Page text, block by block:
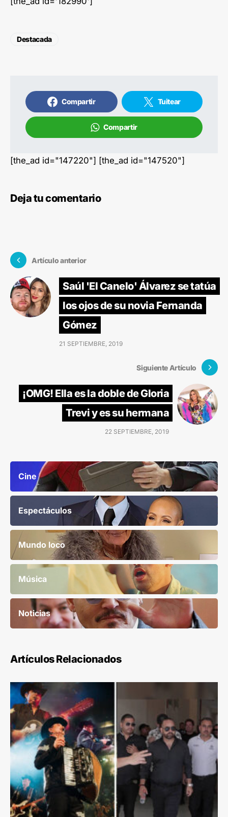
Destacada
Compartir Tuitear
Compartir
[the_ad id="147220"] [the_ad id="147520"]
Deja tu comentario
Artículo anterior
Saúl 'El Canelo' Álvarez se tatúa
los ojos de su novia Fernanda
Gómez
21 SEPTIEMBRE, 2019
Siguiente Artículo
¡OMG! Ella es la doble de Gloria
Trevi y es su hermana
22 SEPTIEMBRE, 2019
Cine
Espectáculos
Mundo loco
Música
Noticias
Artículos Relacionados